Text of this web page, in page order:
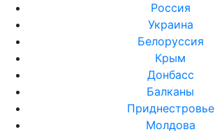
Россия
Украина
Белоруссия
Крым
Донбасс
Балканы
Приднестровье
Молдова